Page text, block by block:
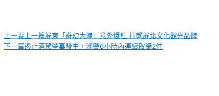
上一頁 上一篇屏東「奇幻大津」意外爆紅 打響屏北文化觀光品牌
下一篇遏止酒駕肇事發生，潮警6小時內連續取締2件